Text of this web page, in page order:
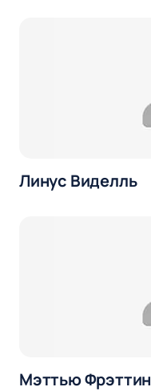
Линус Виделль
Мэттью Фрэттин